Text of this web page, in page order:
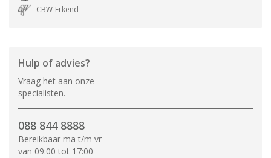
CBW-Erkend
Hulp of advies?
Vraag het aan onze
specialisten.
088 844 8888
Bereikbaar ma t/m vr
van 09:00 tot 17:00